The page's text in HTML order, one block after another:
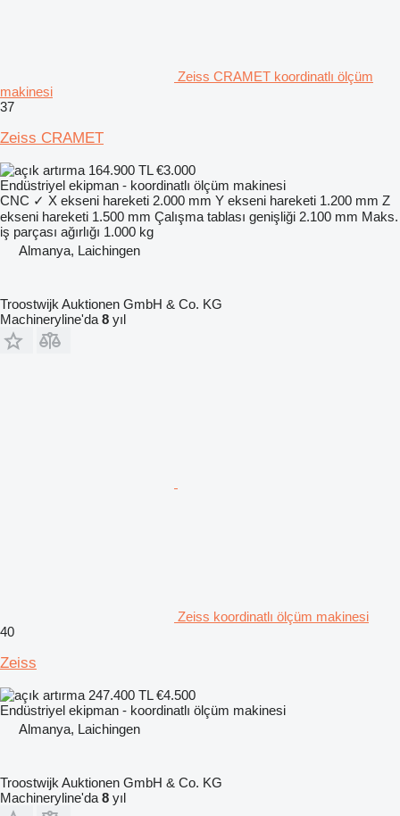
Zeiss CRAMET koordinatlı ölçüm
makinesi
37
Zeiss CRAMET
164.900 TL€3.000
Endüstriyel ekipman - koordinatlı ölçüm makinesi
CNC ✓ X ekseni hareketi 2.000 mm Y ekseni hareketi 1.200 mm Z
ekseni hareketi 1.500 mm Çalışma tablası genişliği 2.100 mm Maks.
iş parçası ağırlığı 1.000 kg
Almanya, Laichingen
Troostwijk Auktionen GmbH & Co. KG
Machineryline'da 8 yıl
Zeiss koordinatlı ölçüm makinesi
40
Zeiss
247.400 TL€4.500
Endüstriyel ekipman - koordinatlı ölçüm makinesi
Almanya, Laichingen
Troostwijk Auktionen GmbH & Co. KG
Machineryline'da 8 yıl